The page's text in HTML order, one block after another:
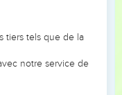
vinrent au-
fils vivait.
tiers tels que de la
notre service de